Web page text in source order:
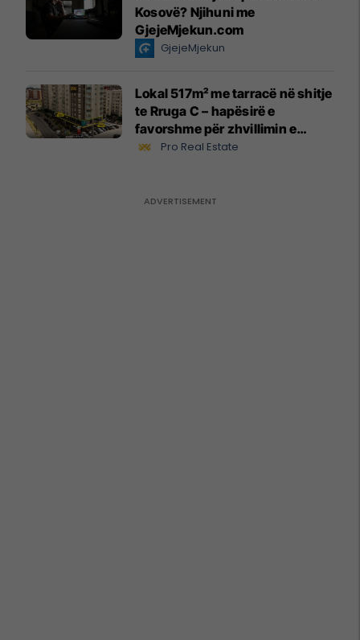
Kosovë? Njihuni me
GjejeMjekun.com
GjejeMjekun
Lokal 517m² me tarracë në shitje
te Rruga C – hapësirë e
favorshme për zhvillimin e
biznesit #15796
Pro Real Estate